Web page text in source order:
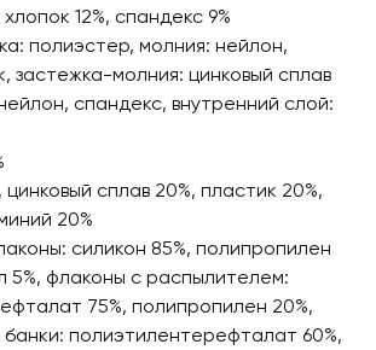
12%, спандекс 9%
полиэстер, молния: нейлон,
застежка-молния: цинковый сплав
спандекс, внутренний слой:
сплав 20%, пластик 20%,
20%
силикон 85%, полипропилен
5%, флаконы с распылителем:
75%, полипропилен 20%,
банки: полиэтилентерефталат 60%,